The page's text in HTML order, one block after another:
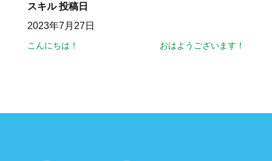
スキル 投稿日
2023年7月27日
こんにちは！ おはようございます！